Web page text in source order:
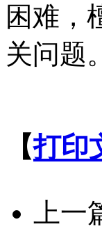
困难，
关问题。
【打印
上一